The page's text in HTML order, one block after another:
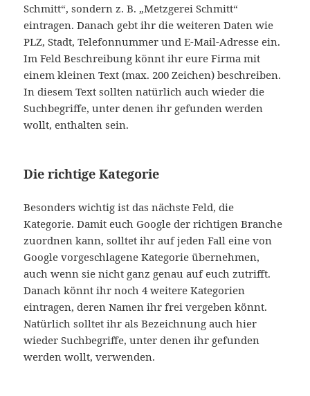
Schmitt“, sondern z. B. „Metzgerei Schmitt“
eintragen. Danach gebt ihr die weiteren Daten wie
PLZ, Stadt, Telefonnummer und E-Mail-Adresse ein.
Im Feld Beschreibung könnt ihr eure Firma mit
einem kleinen Text (max. 200 Zeichen) beschreiben.
In diesem Text sollten natürlich auch wieder die
Suchbegriffe, unter denen ihr gefunden werden
wollt, enthalten sein.
Die richtige Kategorie
Besonders wichtig ist das nächste Feld, die
Kategorie. Damit euch Google der richtigen Branche
zuordnen kann, solltet ihr auf jeden Fall eine von
Google vorgeschlagene Kategorie übernehmen,
auch wenn sie nicht ganz genau auf euch zutrifft.
Danach könnt ihr noch 4 weitere Kategorien
eintragen, deren Namen ihr frei vergeben könnt.
Natürlich solltet ihr als Bezeichnung auch hier
wieder Suchbegriffe, unter denen ihr gefunden
werden wollt, verwenden.